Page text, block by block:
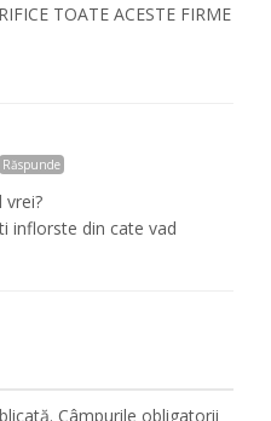
TOATE ACESTE FIRME
Răspunde
vrei?
inflorste din cate vad
Câmpurile obligatorii